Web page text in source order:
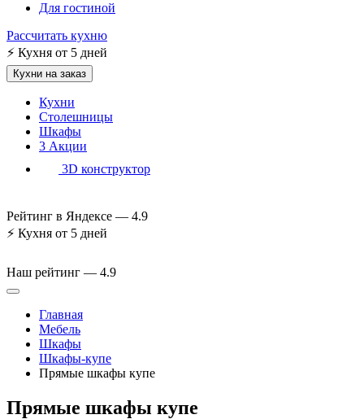
Для гостиной
Рассчитать кухню
⚡ Кухня от 5 дней
Кухни на заказ
Кухни
Столешницы
Шкафы
3 Акции
3D конструктор
Рейтинг в Яндексе — 4.9
⚡ Кухня от 5 дней
Наш рейтинг — 4.9
Главная
Мебель
Шкафы
Шкафы-купе
Прямые шкафы купе
Прямые шкафы купе